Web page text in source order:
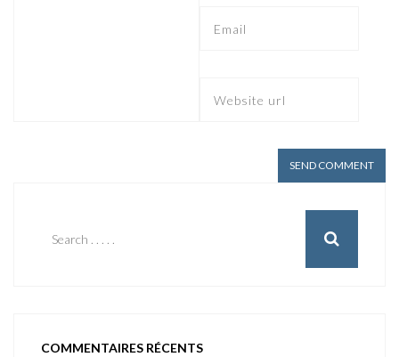
COMMENTAIRES RÉCENTS